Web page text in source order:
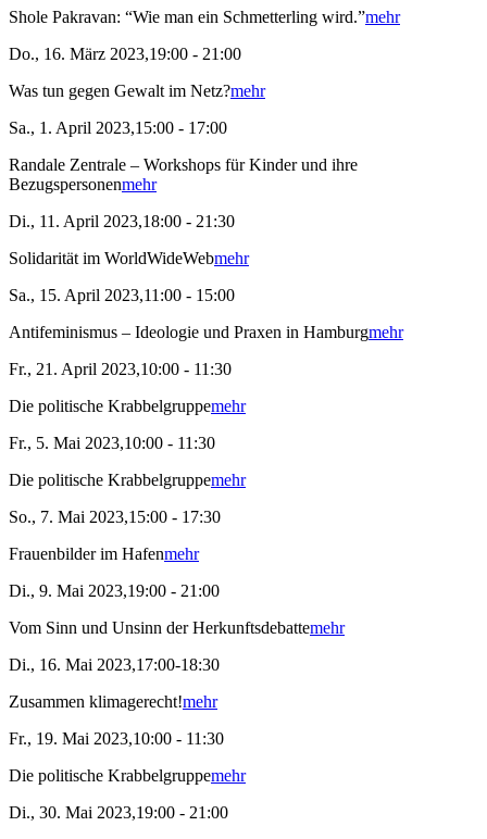
Shole Pakravan: “Wie man ein Schmetterling wird.”mehr
Do., 16. März 2023,19:00 - 21:00
Was tun gegen Gewalt im Netz?mehr
Sa., 1. April 2023,15:00 - 17:00
Randale Zentrale – Workshops für Kinder und ihre
Bezugspersonenmehr
Di., 11. April 2023,18:00 - 21:30
Solidarität im WorldWideWebmehr
Sa., 15. April 2023,11:00 - 15:00
Antifeminismus – Ideologie und Praxen in Hamburgmehr
Fr., 21. April 2023,10:00 - 11:30
Die politische Krabbelgruppemehr
Fr., 5. Mai 2023,10:00 - 11:30
Die politische Krabbelgruppemehr
So., 7. Mai 2023,15:00 - 17:30
Frauenbilder im Hafenmehr
Di., 9. Mai 2023,19:00 - 21:00
Vom Sinn und Unsinn der Herkunftsdebattemehr
Di., 16. Mai 2023,17:00-18:30
Zusammen klimagerecht!mehr
Fr., 19. Mai 2023,10:00 - 11:30
Die politische Krabbelgruppemehr
Di., 30. Mai 2023,19:00 - 21:00